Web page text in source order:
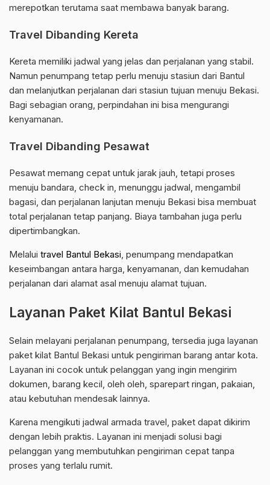
merepotkan terutama saat membawa banyak barang.
Travel Dibanding Kereta
Kereta memiliki jadwal yang jelas dan perjalanan yang stabil.
Namun penumpang tetap perlu menuju stasiun dari Bantul
dan melanjutkan perjalanan dari stasiun tujuan menuju Bekasi.
Bagi sebagian orang, perpindahan ini bisa mengurangi
kenyamanan.
Travel Dibanding Pesawat
Pesawat memang cepat untuk jarak jauh, tetapi proses
menuju bandara, check in, menunggu jadwal, mengambil
bagasi, dan perjalanan lanjutan menuju Bekasi bisa membuat
total perjalanan tetap panjang. Biaya tambahan juga perlu
dipertimbangkan.
Melalui travel Bantul Bekasi, penumpang mendapatkan
keseimbangan antara harga, kenyamanan, dan kemudahan
perjalanan dari alamat asal menuju alamat tujuan.
Layanan Paket Kilat Bantul Bekasi
Selain melayani perjalanan penumpang, tersedia juga layanan
paket kilat Bantul Bekasi untuk pengiriman barang antar kota.
Layanan ini cocok untuk pelanggan yang ingin mengirim
dokumen, barang kecil, oleh oleh, sparepart ringan, pakaian,
atau kebutuhan mendesak lainnya.
Karena mengikuti jadwal armada travel, paket dapat dikirim
dengan lebih praktis. Layanan ini menjadi solusi bagi
pelanggan yang membutuhkan pengiriman cepat tanpa
proses yang terlalu rumit.